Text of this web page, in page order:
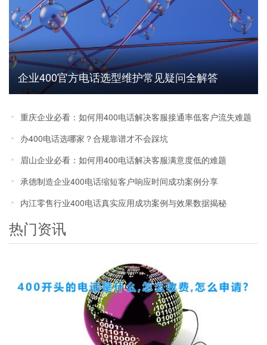
企业400官方电话选型维护常见疑问全解答
重庆企业必看：如何用400电话解决客服接通率低客户流失难题
办400电话选哪家？合规靠谱才不会踩坑
眉山企业必看：如何用400电话解决客服满意度低的难题
承德制造企业400电话缩短客户响应时间成功案例分享
内江零售行业400电话真实应用成功案例与效果数据揭秘
热门资讯